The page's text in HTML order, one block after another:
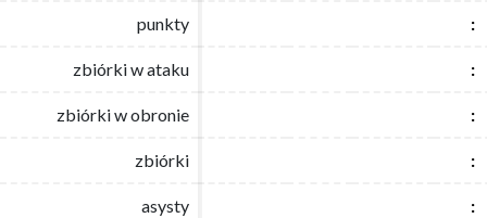
punkty :
zbiórki w ataku :
zbiórki w obronie :
zbiórki :
asysty :
punkty :
zbiórki w ataku :
zbiórki w obronie :
zbiórki :
asysty :